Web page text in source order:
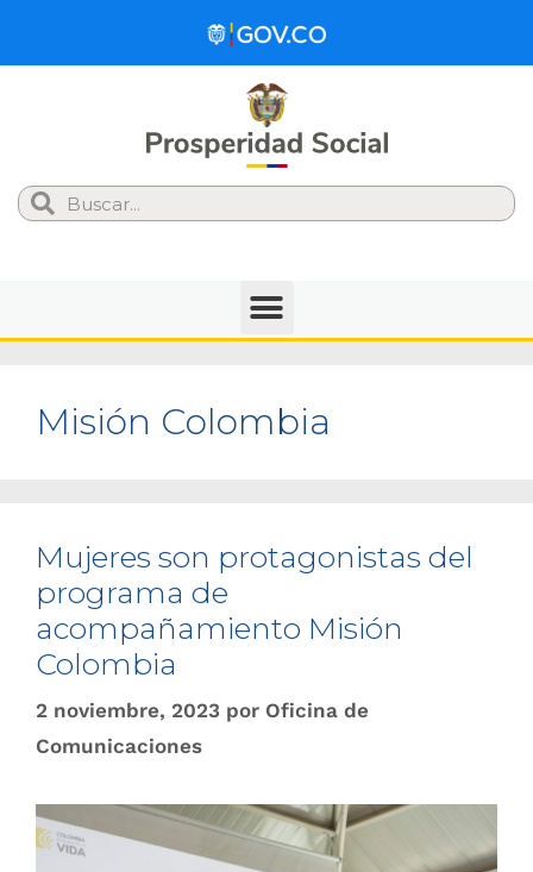
Search
Misión Colombia
Mujeres son protagonistas del
programa de
acompañamiento Misión
Colombia
2 noviembre, 2023 por Oficina de
Comunicaciones